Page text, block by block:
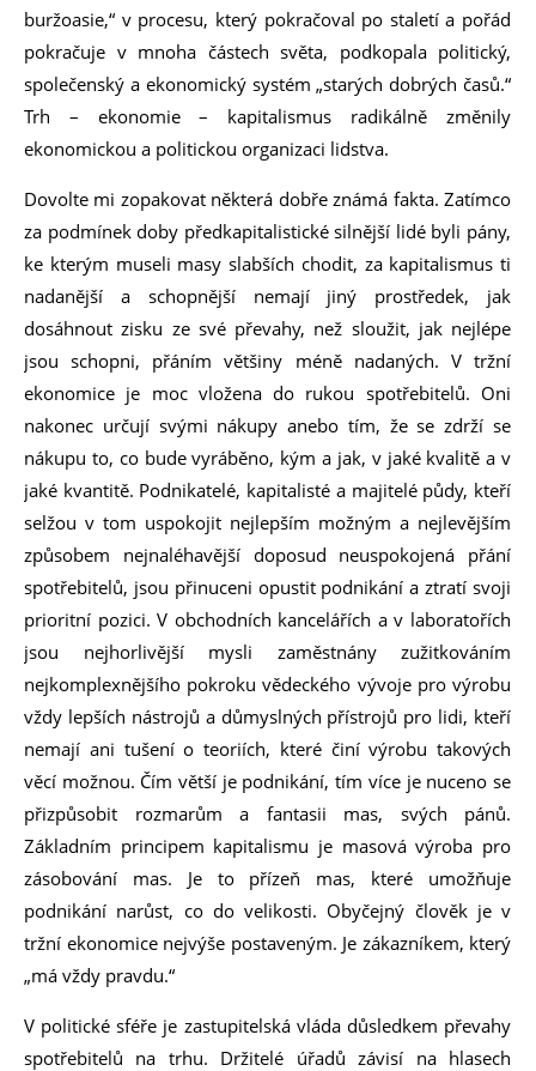
buržoasie,“ v procesu, který pokračoval po staletí a pořád
pokračuje v mnoha částech světa, podkopala politický,
společenský a ekonomický systém „starých dobrých časů.“
Trh – ekonomie – kapitalismus radikálně změnily
ekonomickou a politickou organizaci lidstva.
Dovolte mi zopakovat některá dobře známá fakta. Zatímco
za podmínek doby předkapitalistické silnější lidé byli pány,
ke kterým museli masy slabších chodit, za kapitalismus ti
nadanější a schopnější nemají jiný prostředek, jak
dosáhnout zisku ze své převahy, než sloužit, jak nejlépe
jsou schopni, přáním většiny méně nadaných. V tržní
ekonomice je moc vložena do rukou spotřebitelů. Oni
nakonec určují svými nákupy anebo tím, že se zdrží se
nákupu to, co bude vyráběno, kým a jak, v jaké kvalitě a v
jaké kvantitě. Podnikatelé, kapitalisté a majitelé půdy, kteří
selžou v tom uspokojit nejlepším možným a nejlevějším
způsobem nejnaléhavější doposud neuspokojená přání
spotřebitelů, jsou přinuceni opustit podnikání a ztratí svoji
prioritní pozici. V obchodních kancelářích a v laboratořích
jsou nejhorlivější mysli zaměstnány zužitkováním
nejkomplexnějšího pokroku vědeckého vývoje pro výrobu
vždy lepších nástrojů a důmyslných přístrojů pro lidi, kteří
nemají ani tušení o teoriích, které činí výrobu takových
věcí možnou. Čím větší je podnikání, tím více je nuceno se
přizpůsobit rozmarům a fantasii mas, svých pánů.
Základním principem kapitalismu je masová výroba pro
zásobování mas. Je to přízeň mas, které umožňuje
podnikání narůst, co do velikosti. Obyčejný člověk je v
tržní ekonomice nejvýše postaveným. Je zákazníkem, který
„má vždy pravdu.“
V politické sféře je zastupitelská vláda důsledkem převahy
spotřebitelů na trhu. Držitelé úřadů závisí na hlasech